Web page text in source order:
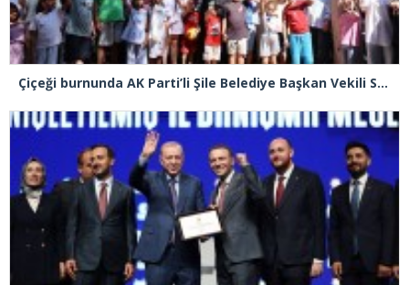
Çiçeği burnunda AK Parti’li Şile Belediye Başkan Vekili Sacit Terzi, teşkilatlarla piknikte buluştu